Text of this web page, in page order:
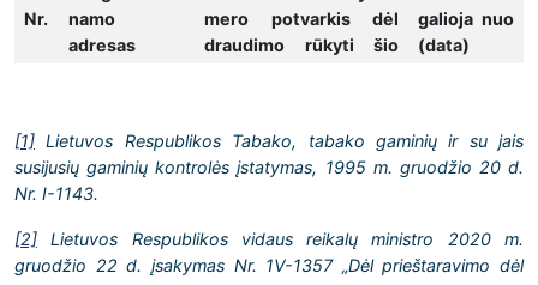
atskiriems
savininkams, numeris ir
Skuodas
27
Nr.
namo
adresas
mero potvarkis dėl
draudimo rūkyti šio
priklausančiuose
atskiriems
ir data
galioja nuo
(data)
4.
J.
2026-07-13 Nr. M2-
2026-08-
[1] Lietuvos Respublikos Tabako, tabako gaminių ir su jais
susijusių gaminių kontrolės įstatymas, 1995 m. gruodžio 20 d.
Nr. I-1143.
[2] Lietuvos Respublikos vidaus reikalų ministro 2020 m.
gruodžio 22 d. įsakymas Nr. 1V-1357 „Dėl prieštaravimo dėl